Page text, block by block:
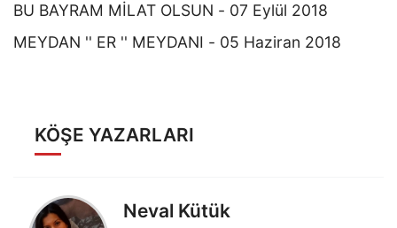
BU BAYRAM MİLAT OLSUN - 07 Eylül 2018
MEYDAN '' ER '' MEYDANI - 05 Haziran 2018
KÖŞE YAZARLARI
Neval Kütük